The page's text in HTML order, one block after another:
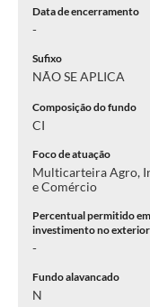
Data de encerramento
-
Sufixo
NÃO SE APLICA
Composição do fundo
CI
Foco de atuação
Multicarteira Agro,
e Comércio
Percentual permitido em
investimento no exterior
-
Fundo alavancado
N